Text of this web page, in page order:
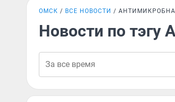
ОМСК ВСЕ НОВОСТИ
Новости по тэгу